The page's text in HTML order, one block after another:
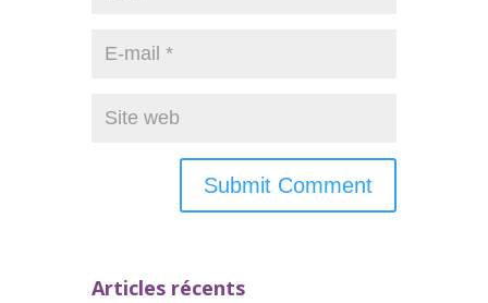
Articles récents